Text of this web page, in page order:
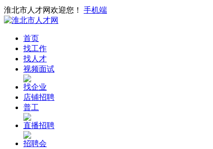
淮北市人才网欢迎您！ 手机端
首页
找工作
找人才
视频面试
找企业
店铺招聘
普工
直播招聘
招聘会